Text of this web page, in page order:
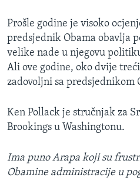
Prošle godine je visoko
predsjednik Obama obavlja
velike nade u njegovu
Ali ove godine, oko dvije
zadovoljni sa predsjednikom
Ken Pollack je stručnjak za
Brookings u Washingtonu.
Ima puno Arapa koji su
Obamine administracije u